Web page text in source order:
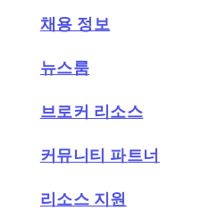
채용 정보
뉴스룸
브로커 리소스
커뮤니티 파트너
리소스 지원